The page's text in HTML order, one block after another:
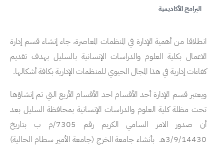
البرامج الأكاديمية
انطلاقا من أهمية الإدارة في المنظمات المعاصرة، جاء إنشاء قسم إدارة
الاعمال بكلية العلوم والدراسات الإنسانية بالسليل بهدف تقديم
كفاءات إدارية في هذا المجال الحيوي للمنظمات الإدارية بكافة أشكالها.
ويعتبر قسم الإدارة أحد الأقسام احد الأقسام الأربع التي تم إنشاؤها
تحت مظلة كلية العلوم والدراسات الإنسانية بمحافظة السليل بعد
أن صدور الامر السامي الكريم رقم 7305/م ب بتاريخ
3/9/14430هـ بأنشاء جامعة الخرج (جامعة الأمير سطام الحالية)